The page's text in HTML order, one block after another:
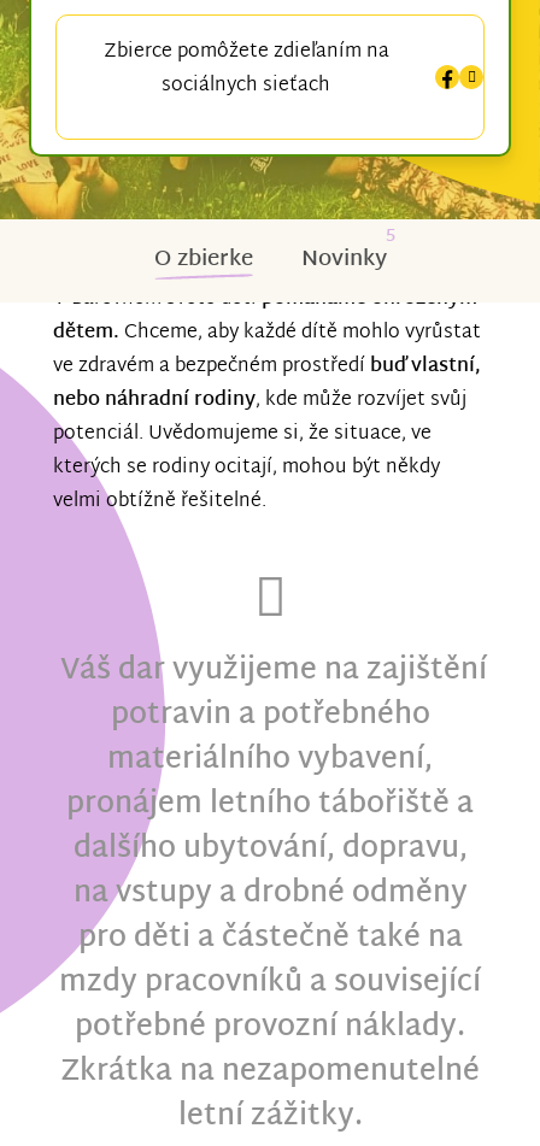
Zbierce pomôžete zdieľaním na
sociálnych sieťach
O zbierke Novinky
5
V Barevném světě dětí pomáháme ohroženým
dětem. Chceme, aby každé dítě mohlo vyrůstat
ve zdravém a bezpečném prostředíbuď vlastní,
nebo náhradní rodiny, kde může rozvíjet svůj
potenciál. Uvědomujeme si, že situace, ve
kterých se rodiny ocitají, mohou být někdy
velmi obtížně řešitelné.
Váš dar využijeme na zajištění
potravin a potřebného
materiálního vybavení,
pronájem letního tábořiště a
dalšího ubytování, dopravu,
na vstupy a drobné odměny
pro děti a částečně také na
mzdy pracovníků a související
potřebné provozní náklady.
Zkrátka na nezapomenutelné
letní zážitky.